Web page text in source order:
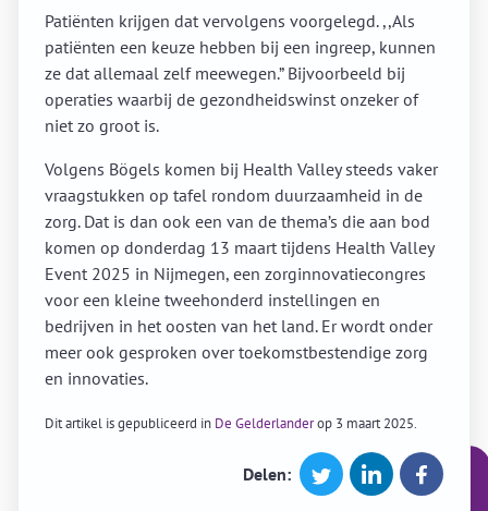
Patiënten krijgen dat vervolgens voorgelegd. ,,Als
patiënten een keuze hebben bij een ingreep, kunnen
ze dat allemaal zelf meewegen.” Bijvoorbeeld bij
operaties waarbij de gezondheidswinst onzeker of
niet zo groot is.
Volgens Bögels komen bij Health Valley steeds vaker
vraagstukken op tafel rondom duurzaamheid in de
zorg. Dat is dan ook een van de thema’s die aan bod
komen op donderdag 13 maart tijdens Health Valley
Event 2025 in Nijmegen, een zorginnovatiecongres
voor een kleine tweehonderd instellingen en
bedrijven in het oosten van het land. Er wordt onder
meer ook gesproken over toekomstbestendige zorg
en innovaties.
Dit artikel is gepubliceerd in De Gelderlanderop 3 maart 2025.
Delen: